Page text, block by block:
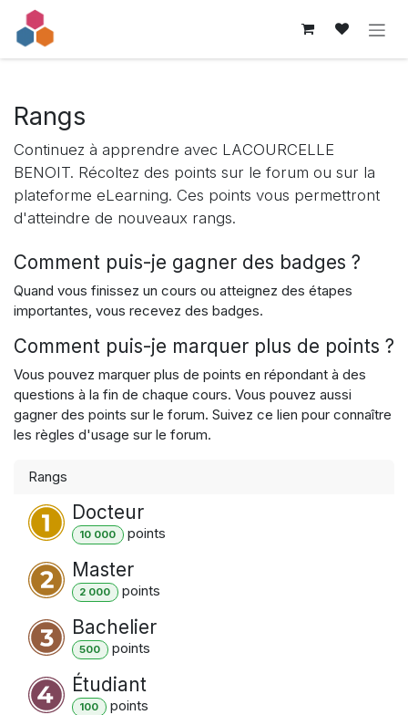
Se rendre au contenu
Rangs
Continuez à apprendre avec LACOURCELLE
BENOIT. Récoltez des points sur le forum ou sur la
plateforme eLearning. Ces points vous permettront
d'atteindre de nouveaux rangs.
Comment puis-je gagner des badges ?
Quand vous finissez un cours ou atteignez des étapes
importantes, vous recevez des badges.
Comment puis-je marquer plus de points ?
Vous pouvez marquer plus de points en répondant à des
questions à la fin de chaque cours. Vous pouvez aussi
gagner des points sur le forum. Suivez ce lien pour connaître
les règles d'usage sur le forum.
Rangs
Docteur
10 000 points
Master
2 000 points
Bachelier
500 points
Étudiant
100 points